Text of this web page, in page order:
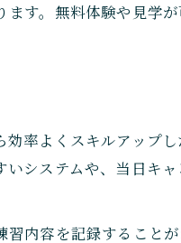
す。無料体験や見学
率よくスキルアップ
システムや、当日キ
内容を記録すること